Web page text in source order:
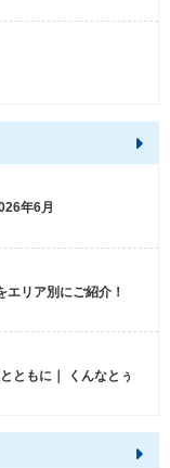
年6月
リア別にご紹介！
ともに｜ くんなとぅ